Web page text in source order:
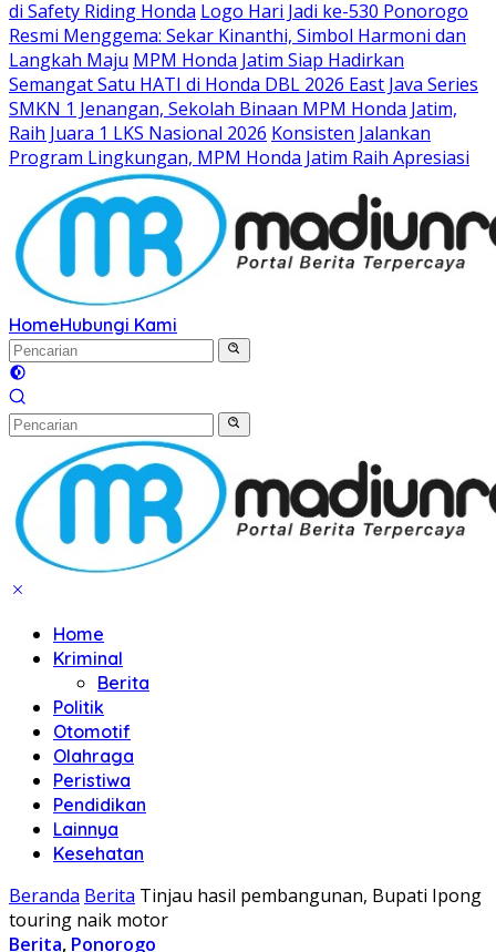
konten
di Safety Riding Honda Logo Hari Jadi ke-530 Ponorogo
Resmi Menggema: Sekar Kinanthi, Simbol Harmoni dan
Langkah Maju MPM Honda Jatim Siap Hadirkan
Semangat Satu HATI di Honda DBL 2026 East Java Series
SMKN 1 Jenangan, Sekolah Binaan MPM Honda Jatim,
Raih Juara 1 LKS Nasional 2026 Konsisten Jalankan
Program Lingkungan, MPM Honda Jatim Raih Apresiasi
HomeHubungi Kami
Home
Kriminal
Berita
Politik
Otomotif
Olahraga
Peristiwa
Pendidikan
Lainnya
Kesehatan
Beranda Berita Tinjau hasil pembangunan, Bupati Ipong
touring naik motor
Berita, Ponorogo